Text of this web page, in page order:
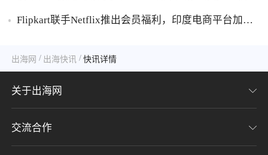
Flipkart联手Netflix推出会员福利，印度电商平台加码
出海网 / 出海快讯 / 快讯详情
关于出海网
关于我们
交流合作